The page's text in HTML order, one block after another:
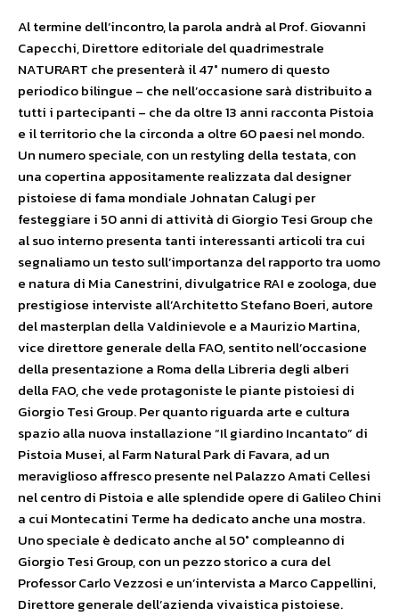
Al termine dell’incontro, la parola andrà al Prof. Giovanni
Capecchi, Direttore editoriale del quadrimestrale
NATURART che presenterà il 47° numero di questo
periodico bilingue – che nell’occasione sarà distribuito a
tutti i partecipanti – che da oltre 13 anni racconta Pistoia
e il territorio che la circonda a oltre 60 paesi nel mondo.
Un numero speciale, con un restyling della testata, con
una copertina appositamente realizzata dal designer
pistoiese di fama mondiale Johnatan Calugi per
festeggiare i 50 anni di attività di Giorgio Tesi Group che
al suo interno presenta tanti interessanti articoli tra cui
segnaliamo un testo sull’importanza del rapporto tra uomo
e natura di Mia Canestrini, divulgatrice RAI e zoologa, due
prestigiose interviste all’Architetto Stefano Boeri, autore
del masterplan della Valdinievole e a Maurizio Martina,
vice direttore generale della FAO, sentito nell’occasione
della presentazione a Roma della Libreria degli alberi
della FAO, che vede protagoniste le piante pistoiesi di
Giorgio Tesi Group. Per quanto riguarda arte e cultura
spazio alla nuova installazione “Il giardino Incantato” di
Pistoia Musei, al Farm Natural Park di Favara, ad un
meraviglioso affresco presente nel Palazzo Amati Cellesi
nel centro di Pistoia e alle splendide opere di Galileo Chini
a cui Montecatini Terme ha dedicato anche una mostra.
Uno speciale è dedicato anche al 50° compleanno di
Giorgio Tesi Group, con un pezzo storico a cura del
Professor Carlo Vezzosi e un’intervista a Marco Cappellini,
Direttore generale dell’azienda vivaistica pistoiese.